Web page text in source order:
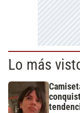
Lo más